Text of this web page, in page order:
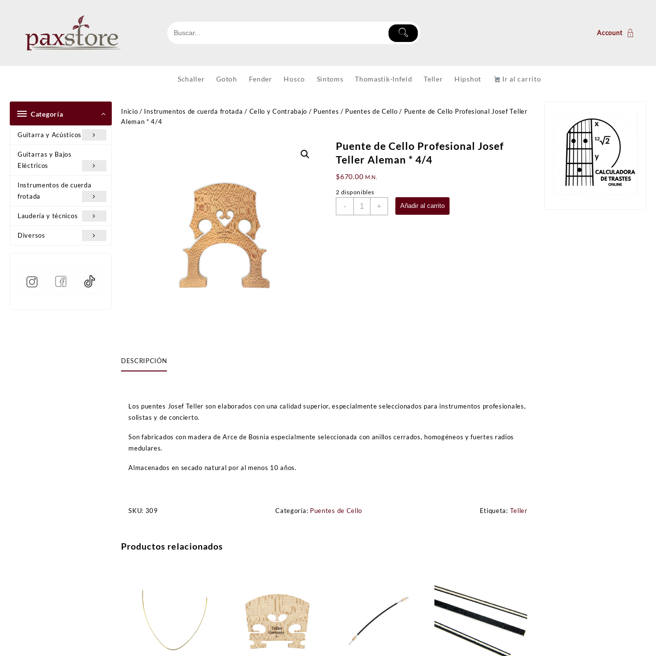
Account
Schaller Gotoh Fender Hosco Sintoms Thomastik-Infeld Teller Hipshot Ir al carrito
Categoría
Guitarra y Acústicos
Guitarras y Bajos
Eléctricos
Instrumentos de cuerda
frotada
Laudería y técnicos
Diversos
Inicio / Instrumentos de cuerda frotada / Cello y Contrabajo / Puentes / Puentes de Cello / Puente de Cello Profesional Josef Teller
Aleman * 4/4
Puente de Cello Profesional Josef
Teller Aleman * 4/4
$670.00 M.N.
2 disponibles
-
Puente
+ Añadir al carrito
DESCRIPCIÓN
Los puentes Josef Teller son elaborados con una calidad superior, especialmente seleccionados para instrumentos profesionales,
solistas y de concierto.
Son fabricados con madera de Arce de Bosnia especialmente seleccionada con anillos cerrados, homogéneos y fuertes radios
medulares.
Almacenados en secado natural por al menos 10 años.
SKU: 309 Categoría: Puentes de Cello Etiqueta: Teller
Productos relacionados